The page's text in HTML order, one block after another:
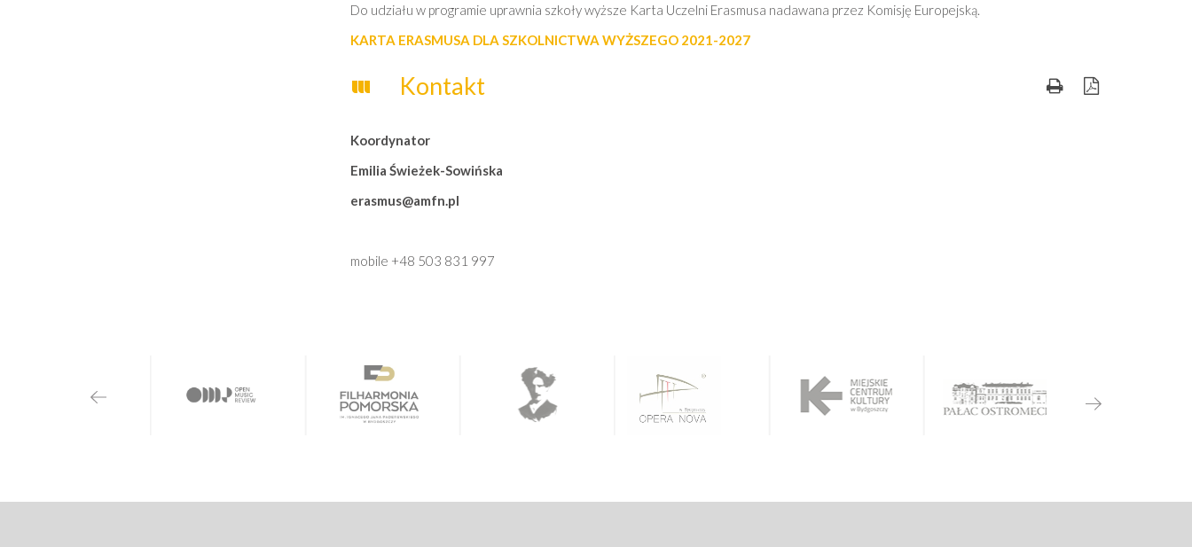
Do udziału w programie uprawnia szkoły wyższe Karta Uczelni Erasmusa nadawana przez Komisję Europejską.
KARTA ERASMUSA DLA SZKOLNICTWA WYŻSZEGO 2021-2027
Kontakt
Koordynator
Emilia Świeżek-Sowińska
erasmus@amfn.pl
mobile +48 503 831 997